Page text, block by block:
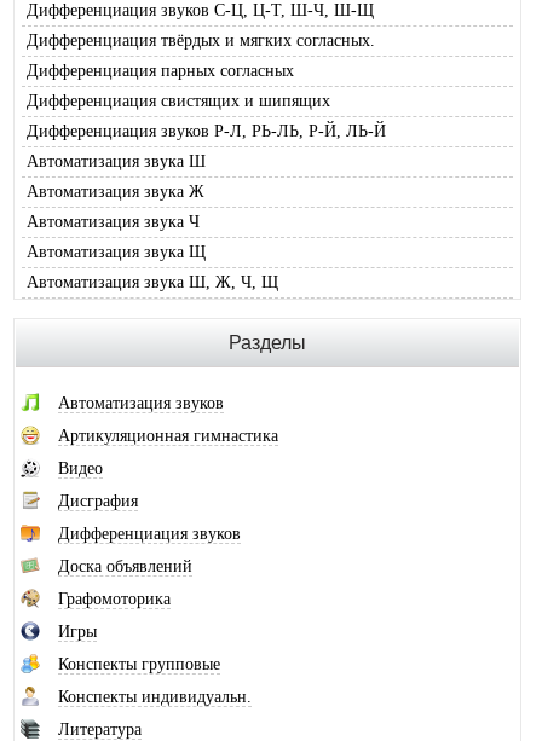
Дифференциация звуков С-Ц, Ц-Т, Ш-Ч, Ш-Щ
Дифференциация твёрдых и мягких согласных.
Дифференциация парных согласных
Дифференциация свистящих и шипящих
Дифференциация звуков Р-Л, РЬ-ЛЬ, Р-Й, ЛЬ-Й
Автоматизация звука Ш
Автоматизация звука Ж
Автоматизация звука Ч
Автоматизация звука Щ
Автоматизация звука Ш, Ж, Ч, Щ
Разделы
Автоматизация звуков
Артикуляционная гимнастика
Видео
Дисграфия
Дифференциация звуков
Доска объявлений
Графомоторика
Игры
Конспекты групповые
Конспекты индивидуальн.
Литература